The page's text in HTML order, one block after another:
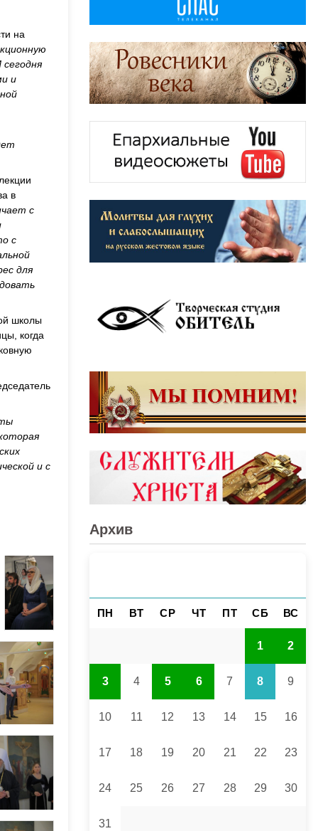
на
сегодня
и
в
с
с
для
школы
когда
и с
Архив
ПН ВТ СР ЧТ ПТ СБ ВС
1 2
3 4 5 6 7 8 9
10 11 12 13 14 15 16
17 18 19 20 21 22 23
24 25 26 27 28 29 30
31